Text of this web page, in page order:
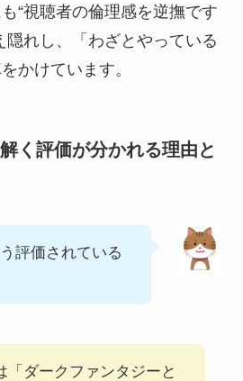
“視聴者の倫理感を逆撫です
隠れし、「わざとやっている
かけています。
く評価が分かれる理由と
評価されている
「ダークファンタジーと